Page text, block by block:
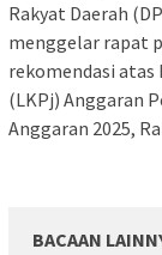
Rakyat Daerah
menggelar rapat
rekomendasi
(LKPj) Anggaran
Anggaran 2025,
BACAAN